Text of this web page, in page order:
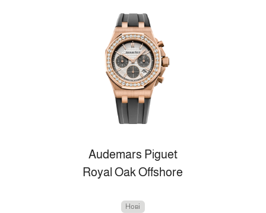
Audemars Piguet
Royal Oak Offshore
Нові